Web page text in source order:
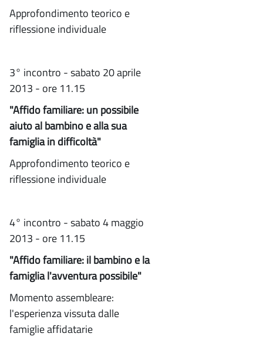
Approfondimento teorico e
riflessione individuale
3° incontro - sabato 20 aprile
2013 - ore 11.15
"Affido familiare: un possibile
aiuto al bambino e alla sua
famiglia in difficoltà"
Approfondimento teorico e
riflessione individuale
4° incontro - sabato 4 maggio
2013 - ore 11.15
"Affido familiare: il bambino e la
famiglia l'avventura possibile"
Momento assembleare:
l'esperienza vissuta dalle
famiglie affidatarie